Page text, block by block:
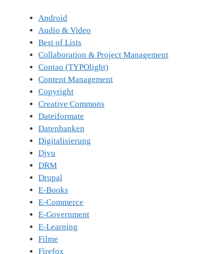
Android
Audio & Video
Best of Lists
Collaboration & Project Management
Contao (TYPOlight)
Content Management
Copyright
Creative Commons
Dateiformate
Datenbanken
Digitalisierung
Djvu
DRM
Drupal
E-Books
E-Commerce
E-Government
E-Learning
Filme
Firefox